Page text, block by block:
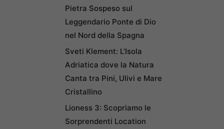
Pietra Sospeso sul
Leggendario Ponte di Dio
nel Nord della Spagna
Sveti Klement: L’Isola
Adriatica dove la Natura
Canta tra Pini, Ulivi e Mare
Cristallino
Lioness 3: Scopriamo le
Sorprendenti Location